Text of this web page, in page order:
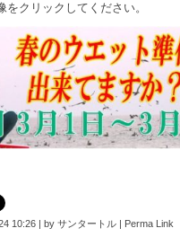
をクリックしてください。
10:26 | by サンタートル | Perma Link